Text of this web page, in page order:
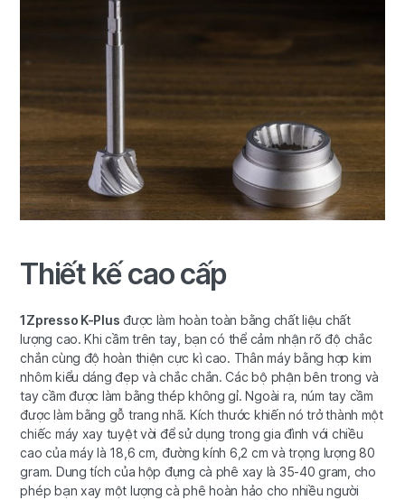
Thiết kế cao cấp
1Zpresso K-Plus được làm hoàn toàn bằng chất liệu chất
lượng cao. Khi cầm trên tay, bạn có thể cảm nhận rõ độ chắc
chắn cùng độ hoàn thiện cực kì cao. Thân máy bằng hợp kim
nhôm kiểu dáng đẹp và chắc chắn. Các bộ phận bên trong và
tay cầm được làm bằng thép không gỉ. Ngoài ra, núm tay cầm
được làm bằng gỗ trang nhã. Kích thước khiến nó trở thành một
chiếc máy xay tuyệt vời để sử dụng trong gia đình với chiều
cao của máy là 18,6 cm, đường kính 6,2 cm và trọng lượng 80
gram. Dung tích của hộp đựng cà phê xay là 35-40 gram, cho
phép bạn xay một lượng cà phê hoàn hảo cho nhiều người